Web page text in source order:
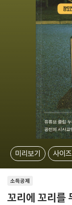
미리보기 사이
소득공제
꼬리에 꼬리를